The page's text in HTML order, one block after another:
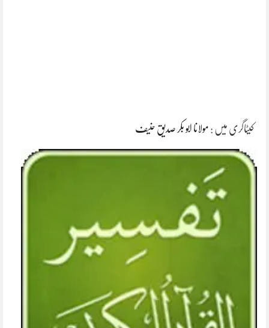
کیٹاگری میں : مولانا ابو بکر صدیق حنیف